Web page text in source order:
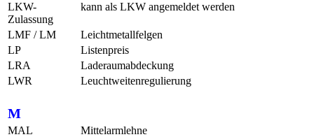
LKW-
Zulassung
kann als LKW angemeldet werden
LMF / LM
Leichtmetallfelgen
LP
Listenpreis
LRA
Laderaumabdeckung
LWR
Leuchtweitenregulierung
M
MAL
Mittelarmlehne